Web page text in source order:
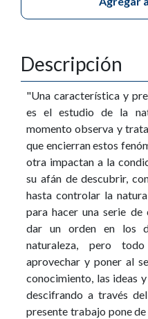
Descripción
"Una característica y
es el estudio de la
momento observa y
que encierran estos
otra impactan a la
su afán de descubrir,
hasta controlar la
para hacer una serie
dar un orden en los
naturaleza, pero
aprovechar y poner al
conocimiento, las ideas
descifrando a través
presente trabajo pone